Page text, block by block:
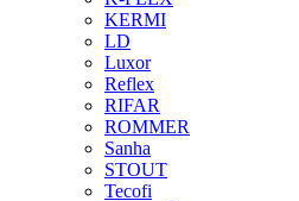
KERMI
LD
Luxor
Reflex
RIFAR
ROMMER
Sanha
STOUT
Tecofi